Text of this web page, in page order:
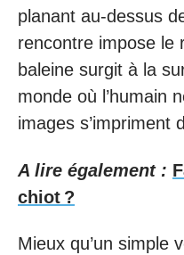
planant au-dessus
rencontre impose le
baleine surgit à la
monde où l’humain
images s’impriment
A lire également :
chiot ?
Mieux qu’un simple